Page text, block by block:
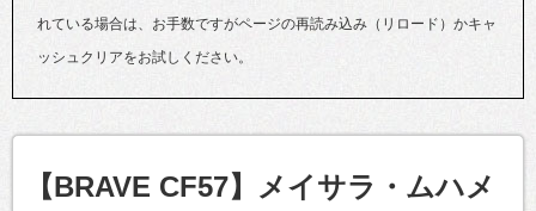
れている場合は、お手数ですがページの再読み込み（リロード）かキャ
ッシュクリアをお試しください。
【BRAVE CF57】メイサラ・ムハメ